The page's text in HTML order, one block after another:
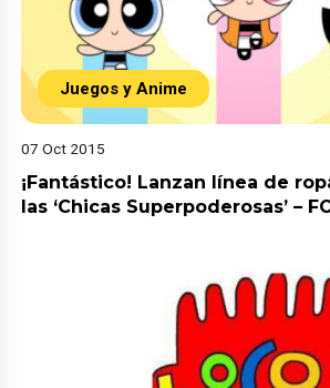
Juegos y Anime
07 Oct 2015
¡Fantástico! Lanzan línea de
las ‘Chicas Superpoderosas’ –